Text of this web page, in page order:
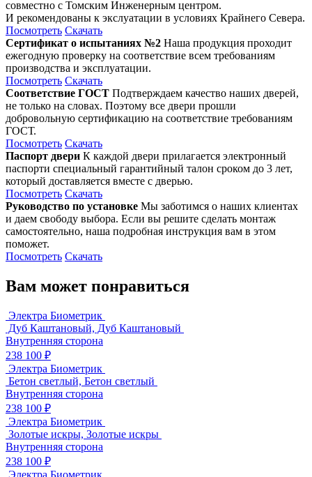
совместно с Томским Инженерным центром.
И рекомендованы к экслуатации в условиях Крайнего Севера.
Посмотреть Скачать
Сертификат о испытаниях №2 Наша продукция проходит
ежегодную проверку на соответствие всем требованиям
производства и эксплуатации.
Посмотреть Скачать
Соответствие ГОСТ Подтверждаем качество наших дверей,
не только на словах. Поэтому все двери прошли
добровольную сертификацию на соответствие требованиям
ГОСТ.
Посмотреть Скачать
Паспорт двери К каждой двери прилагается электронный
паспорти специальный гарантийный талон сроком до 3 лет,
который доставляется вместе с дверью.
Посмотреть Скачать
Руководство по установке Мы заботимся о наших клиентах
и даем свободу выбора. Если вы решите сделать монтаж
самостоятельно, наша подробная инструкция вам в этом
поможет.
Посмотреть Скачать
Вам может понравиться
Электра Биометрик
Дуб Каштановый, Дуб Каштановый
Внутренняя сторона
238 100 ₽
Электра Биометрик
Бетон светлый, Бетон светлый
Внутренняя сторона
238 100 ₽
Электра Биометрик
Золотые искры, Золотые искры
Внутренняя сторона
238 100 ₽
Электра Биометрик